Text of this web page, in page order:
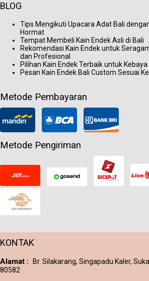
BLOG
Tips Mengikuti Upacara Adat Bali
Hormat
Tempat Membeli Kain Endek Asli di Bali
Rekomendasi Kain Endek untuk
dan Profesional
Pilihan Kain Endek Terbaik untuk
Pesan Kain Endek Bali Custom Sesuai
Metode Pembayaran
Metode Pengiriman
KONTAK
Alamat : Br. Silakarang, Singapadu Kaler,
80582